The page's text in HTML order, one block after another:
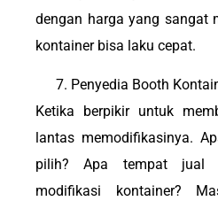
dengan harga yang sangat
kontainer bisa laku cepat.
Penyedia Booth
Ketika berpikir untuk
lantas memodifikasinya.
pilih? Apa tempat jual
modifikasi kontainer?